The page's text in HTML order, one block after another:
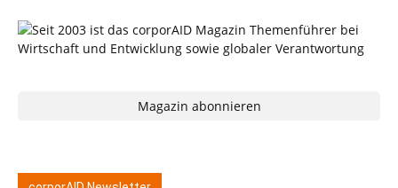
Magazin abonnieren